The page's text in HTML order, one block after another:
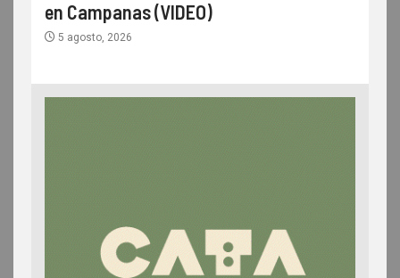
en Campanas (VIDEO)
5 agosto, 2026